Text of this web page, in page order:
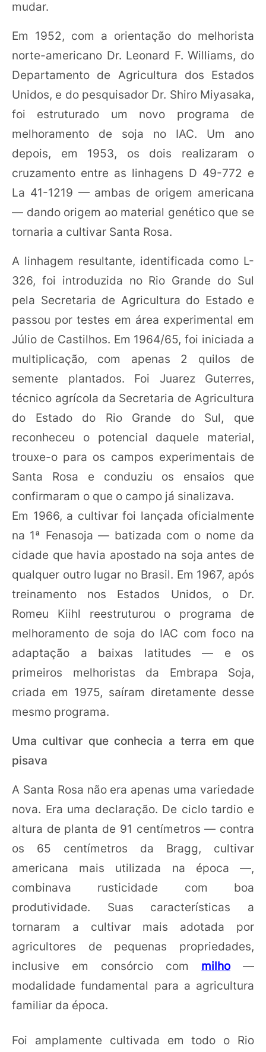
mudar.
Em 1952, com a orientação do melhorista
norte-americano Dr. Leonard F. Williams, do
Departamento de Agricultura dos Estados
Unidos, e do pesquisador Dr. Shiro Miyasaka,
foi estruturado um novo programa de
melhoramento de soja no IAC. Um ano
depois, em 1953, os dois realizaram o
cruzamento entre as linhagens D 49-772 e
La 41-1219 — ambas de origem americana
— dando origem ao material genético que se
tornaria a cultivar Santa Rosa.
A linhagem resultante, identificada como L-
326, foi introduzida no Rio Grande do Sul
pela Secretaria de Agricultura do Estado e
passou por testes em área experimental em
Júlio de Castilhos. Em 1964/65, foi iniciada a
multiplicação, com apenas 2 quilos de
semente plantados. Foi Juarez Guterres,
técnico agrícola da Secretaria de Agricultura
do Estado do Rio Grande do Sul, que
reconheceu o potencial daquele material,
trouxe-o para os campos experimentais de
Santa Rosa e conduziu os ensaios que
confirmaram o que o campo já sinalizava.
Em 1966, a cultivar foi lançada oficialmente
na 1ª Fenasoja — batizada com o nome da
cidade que havia apostado na soja antes de
qualquer outro lugar no Brasil. Em 1967, após
treinamento nos Estados Unidos, o Dr.
Romeu Kiihl reestruturou o programa de
melhoramento de soja do IAC com foco na
adaptação a baixas latitudes — e os
primeiros melhoristas da Embrapa Soja,
criada em 1975, saíram diretamente desse
mesmo programa.
Uma cultivar que conhecia a terra em que
pisava
A Santa Rosa não era apenas uma variedade
nova. Era uma declaração. De ciclo tardio e
altura de planta de 91 centímetros — contra
os 65 centímetros da Bragg, cultivar
americana mais utilizada na época —,
combinava rusticidade com boa
produtividade. Suas características a
tornaram a cultivar mais adotada por
agricultores de pequenas propriedades,
inclusive em consórcio com milho—
modalidade fundamental para a agricultura
familiar da época.
Foi amplamente cultivada em todo o Rio